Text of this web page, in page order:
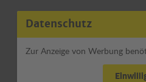
Datenschutz
Zur Anzeige von Werbung